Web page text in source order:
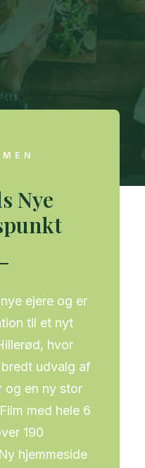
Nye
ejere og er
til et nyt
hvor
udvalg af
og en ny stor
med hele 6
190
hjemmeside